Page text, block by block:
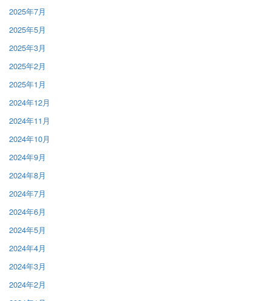
2025年7月
2025年5月
2025年3月
2025年2月
2025年1月
2024年12月
2024年11月
2024年10月
2024年9月
2024年8月
2024年7月
2024年6月
2024年5月
2024年4月
2024年3月
2024年2月